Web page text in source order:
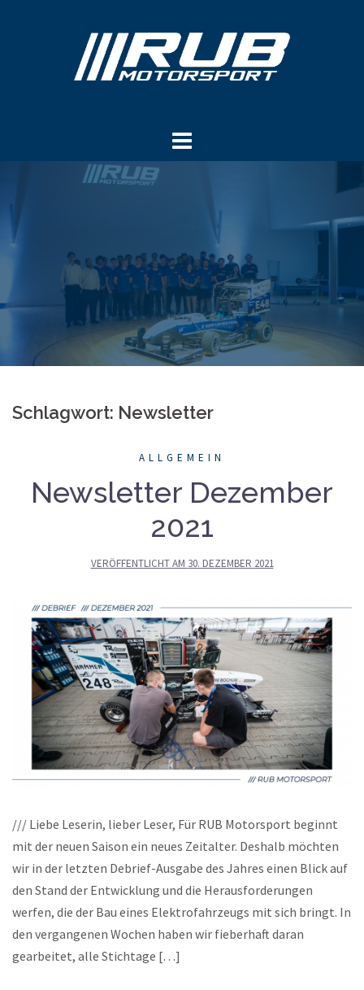
Schlagwort: Newsletter
ALLGEMEIN
Newsletter Dezember
2021
VERÖFFENTLICHT AM 30. DEZEMBER 2021
/// Liebe Leserin, lieber Leser, Für RUB Motorsport beginnt
mit der neuen Saison ein neues Zeitalter. Deshalb möchten
wir in der letzten Debrief-Ausgabe des Jahres einen Blick auf
den Stand der Entwicklung und die Herausforderungen
werfen, die der Bau eines Elektrofahrzeugs mit sich bringt. In
den vergangenen Wochen haben wir fieberhaft daran
gearbeitet, alle Stichtage […]